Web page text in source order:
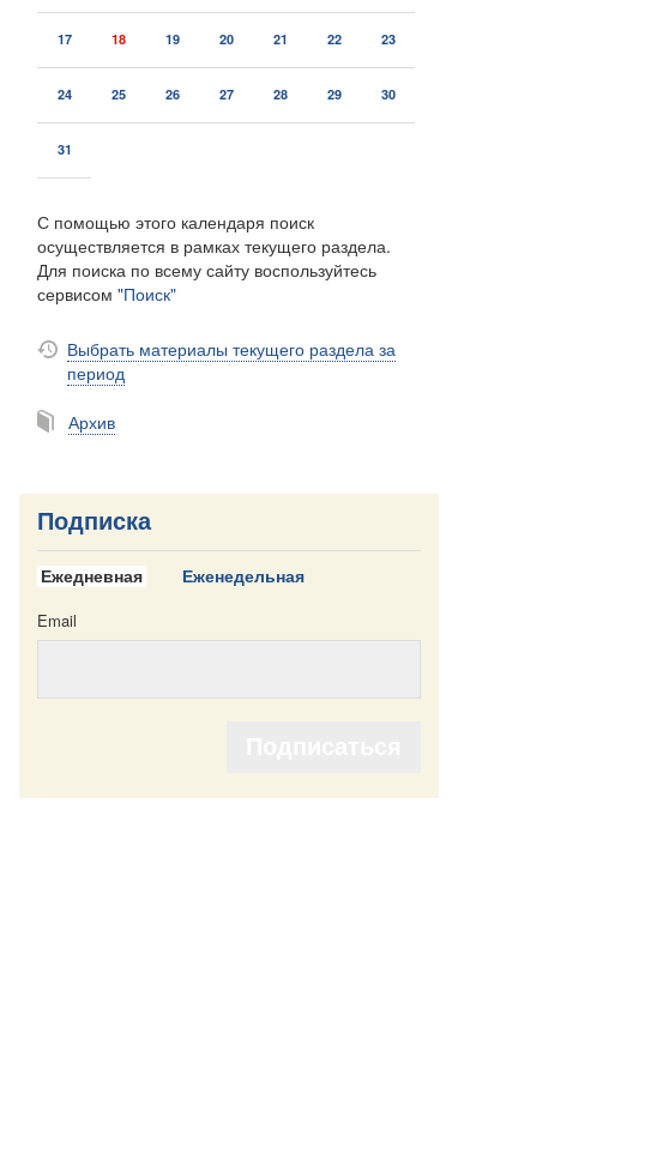
17 18 19 20 21 22 23
24 25 26 27 28 29 30
31
С помощью этого календаря поиск
осуществляется в рамках текущего раздела.
Для поиска по всему сайту воспользуйтесь
сервисом "Поиск"
Выбрать материалы текущего раздела за
период
Архив
Подписка
Ежедневная Еженедельная
Email